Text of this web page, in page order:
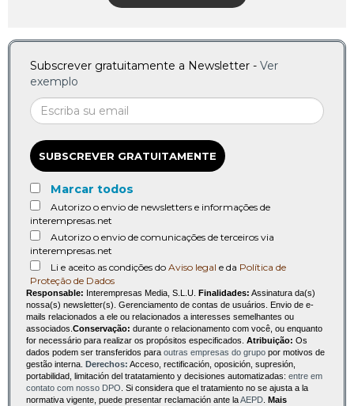
Subscrever gratuitamente a Newsletter - Ver
exemplo
SUBSCREVER GRATUITAMENTE
Marcar todos
Autorizo o envio de newsletters e informações de
interempresas.net
Autorizo o envio de comunicações de terceiros via
interempresas.net
Li e aceito as condições do Aviso legal e da Política de
Proteção de Dados
Responsable: Interempresas Media, S.L.U. Finalidades: Assinatura da(s)
nossa(s) newsletter(s). Gerenciamento de contas de usuários. Envio de e-
mails relacionados a ele ou relacionados a interesses semelhantes ou
associados. Conservação: durante o relacionamento com você, ou enquanto
for necessário para realizar os propósitos especificados. Atribuição: Os
dados podem ser transferidos para outras empresas do grupo por motivos de
gestão interna. Derechos: Acceso, rectificación, oposición, supresión,
portabilidad, limitación del tratatamiento y decisiones automatizadas: entre em
contato com nosso DPO . Si considera que el tratamiento no se ajusta a la
normativa vigente, puede presentar reclamación ante laAEPD Mais